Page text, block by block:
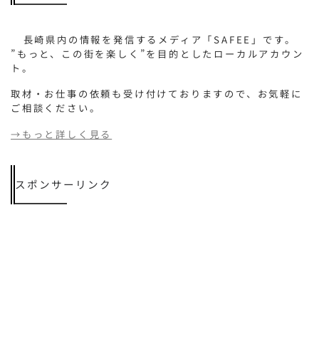
長崎県内の情報を発信するメディア「SAFEE」です。
”もっと、この街を楽しく”を目的としたローカルアカウン
ト。
取材・お仕事の依頼も受け付けておりますので、お気軽に
ご相談ください。
→もっと詳しく見る
スポンサーリンク